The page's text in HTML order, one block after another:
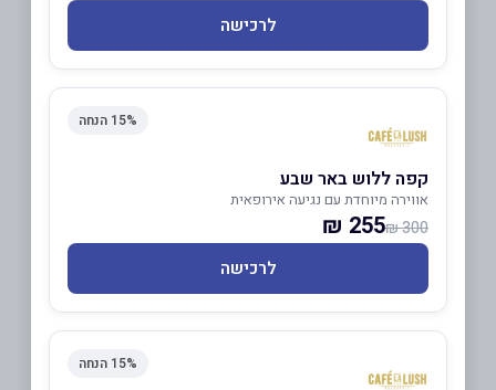
לרכישה
15% הנחה
קפה ללוש באר שבע
אווירה מיוחדת עם נגיעה אירופאית
300 ₪
255 ₪
לרכישה
15% הנחה